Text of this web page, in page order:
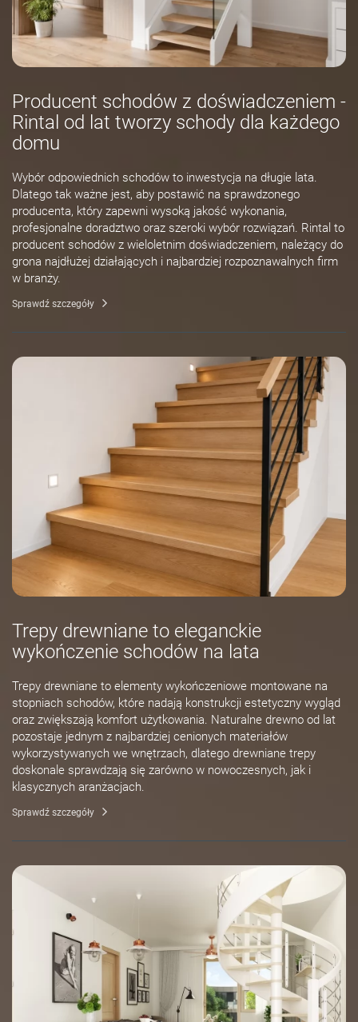
Producent schodów z doświadczeniem -
Rintal od lat tworzy schody dla każdego
domu
Wybór odpowiednich schodów to inwestycja na długie lata.
Dlatego tak ważne jest, aby postawić na sprawdzonego
producenta, który zapewni wysoką jakość wykonania,
profesjonalne doradztwo oraz szeroki wybór rozwiązań. Rintal to
producent schodów z wieloletnim doświadczeniem, należący do
grona najdłużej działających i najbardziej rozpoznawalnych firm
w branży.
Sprawdź szczegóły
Trepy drewniane to eleganckie
wykończenie schodów na lata
Trepy drewniane to elementy wykończeniowe montowane na
stopniach schodów, które nadają konstrukcji estetyczny wygląd
oraz zwiększają komfort użytkowania. Naturalne drewno od lat
pozostaje jednym z najbardziej cenionych materiałów
wykorzystywanych we wnętrzach, dlatego drewniane trepy
doskonale sprawdzają się zarówno w nowoczesnych, jak i
klasycznych aranżacjach.
Sprawdź szczegóły